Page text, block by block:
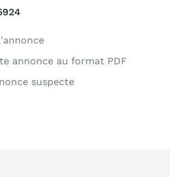
annonce au format PDF
suspecte